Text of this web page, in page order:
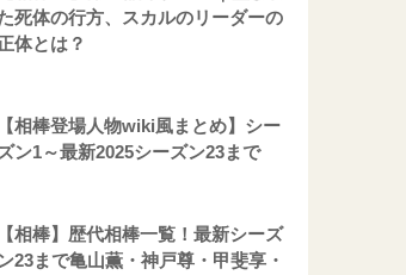
死体の行方、スカルのリーダーの
体とは？
【相棒登場人物wiki風まとめ】シー
ズン1～最新2025シーズン23まで
【相棒】歴代相棒一覧！最新シーズ
ン23まで亀山薫・神戸尊・甲斐享・